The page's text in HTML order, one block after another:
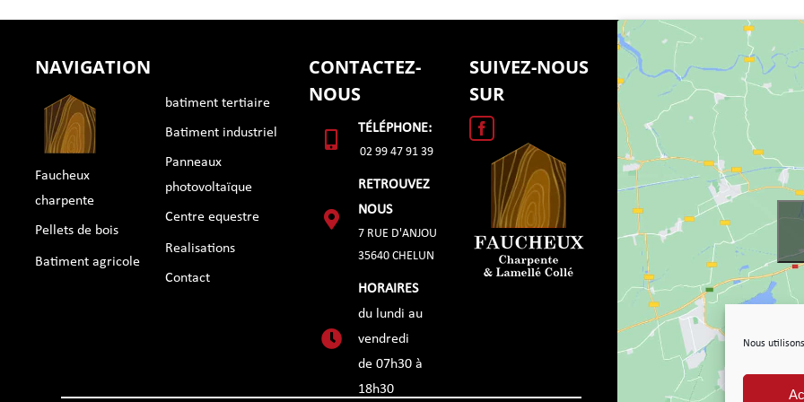
Nous
NAVIGATION
Faucheux
charpente
Pellets de bois
Batiment agricole
batiment tertiaire
Batiment industriel
Panneaux
photovoltaïque
Centre equestre
Realisations
Contact
CONTACTEZ-
NOUS
TÉLÉPHONE:
02 99 47 91 39
RETROUVEZ
NOUS
7 RUE D'ANJOU
35640 CHELUN
HORAIRES
du lundi au
vendredi
de 07h30 à
18h30
SUIVEZ-NOUS
SUR